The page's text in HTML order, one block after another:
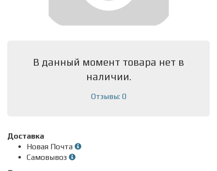
В данный момент товара нет в
наличии.
Отзывы: 0
Доставка
Новая Почта
Самовывоз